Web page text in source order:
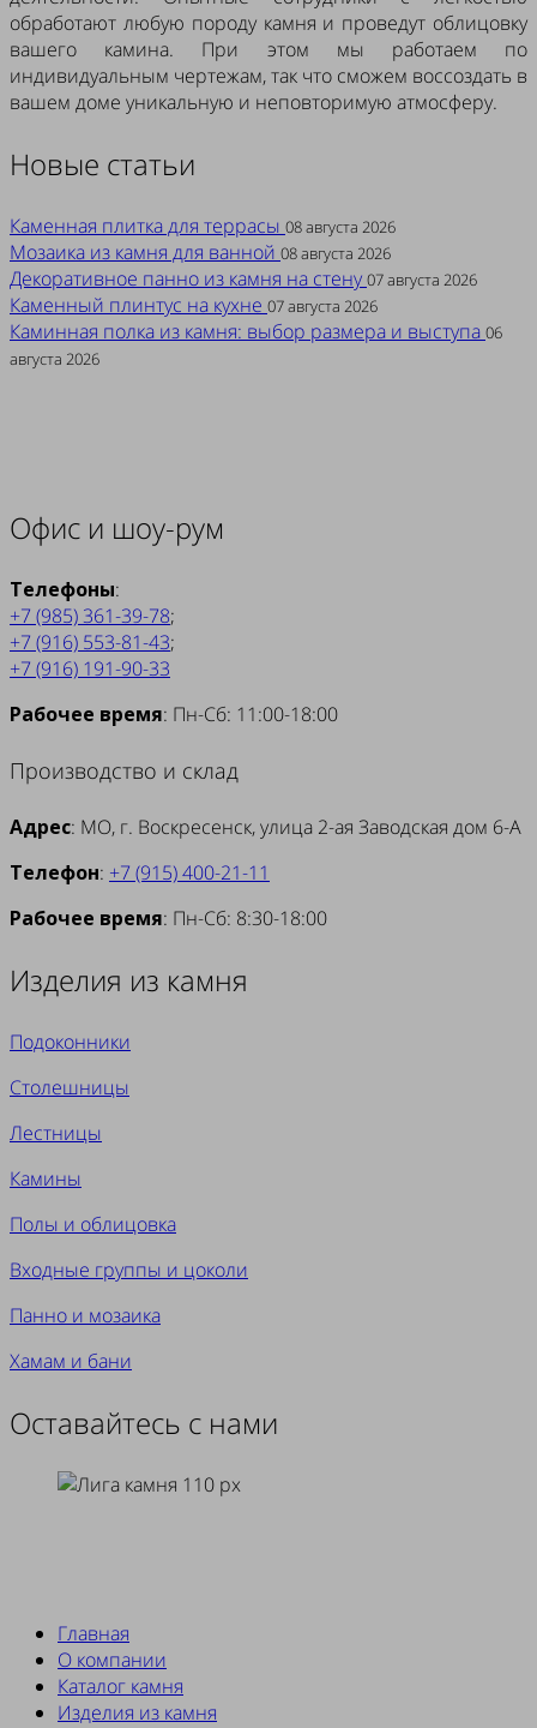
обработают любую породу камня и проведут облицовку
вашего камина. При этом мы работаем по
индивидуальным чертежам, так что сможем воссоздать в
вашем доме уникальную и неповторимую атмосферу.
Новые статьи
Каменная плитка для террасы 08 августа 2026
Мозаика из камня для ванной 08 августа 2026
Декоративное панно из камня на стену 07 августа 2026
Каменный плинтус на кухне 07 августа 2026
Каминная полка из камня: выбор размера и выступа 06
августа 2026
Офис и шоу-рум
Телефоны:
+7 (985) 361-39-78;
+7 (916) 553-81-43;
+7 (916) 191-90-33
Рабочее время: Пн-Сб: 11:00-18:00
Производство и склад
Адрес: МО, г. Воскресенск, улица 2-ая Заводская дом 6-А
Телефон: +7 (915) 400-21-11
Рабочее время: Пн-Сб: 8:30-18:00
Изделия из камня
Подоконники
Столешницы
Лестницы
Камины
Полы и облицовка
Входные группы и цоколи
Панно и мозаика
Хамам и бани
Оставайтесь с нами
Главная
О компании
Каталог камня
Изделия из камня